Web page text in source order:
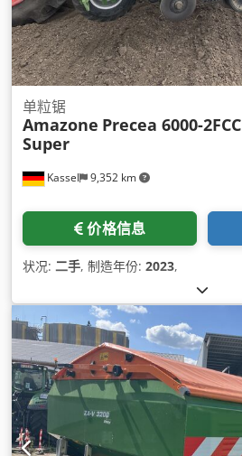
Kassel 9,352 km
单粒锯
Amazone Precea 6000-2FCC
Super
价格信息
状况: 二手, 制造年份: 2023,